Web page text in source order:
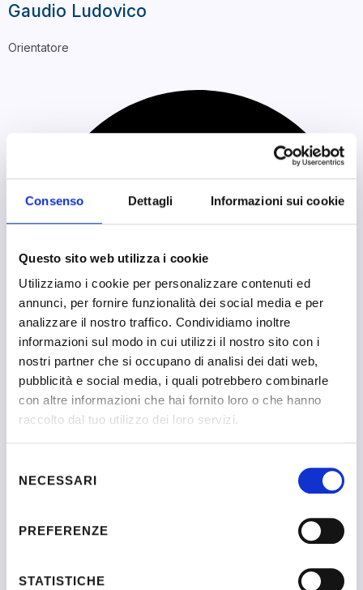
Consenso Dettagli Informazioni sui cookie
Questo sito web utilizza i cookie
Utilizziamo i cookie per personalizzare contenuti ed
annunci, per fornire funzionalità dei social media e per
analizzare il nostro traffico. Condividiamo inoltre
informazioni sul modo in cui utilizzi il nostro sito con i
nostri partner che si occupano di analisi dei dati web,
pubblicità e social media, i quali potrebbero combinarle
con altre informazioni che hai fornito loro o che hanno
raccolto dal tuo utilizzo dei loro servizi.
delNECESSARI
PREFERENZE
STATISTICHE
Gaudio Ludovico
Orientatore
Cosenza, Cosenza